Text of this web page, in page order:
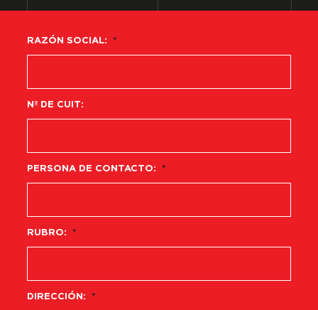
RAZÓN SOCIAL: *
Nº DE CUIT:
PERSONA DE CONTACTO: *
RUBRO: *
DIRECCIÓN: *